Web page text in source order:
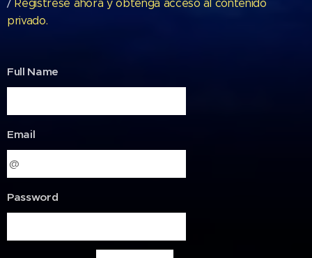
/Regístrese ahora y obtenga acceso al contenido
privado.
Full Name
Email
Password